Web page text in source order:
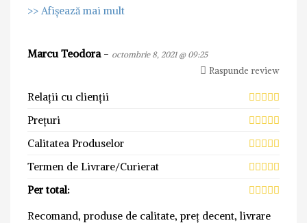
>> Afișează mai mult
Marcu Teodora- octombrie 8, 2021 @ 09:25
Raspunde review
Relații cu clienții
Prețuri
Calitatea Produselor
Termen de Livrare/Curierat
Per total:
Recomand, produse de calitate, preț decent, livrare